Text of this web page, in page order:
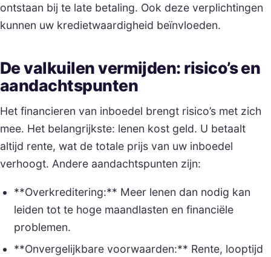
ontstaan bij te late betaling. Ook deze verplichtingen
kunnen uw kredietwaardigheid beïnvloeden.
De valkuilen vermijden: risico’s en
aandachtspunten
Het financieren van inboedel brengt risico’s met zich
mee. Het belangrijkste: lenen kost geld. U betaalt
altijd rente, wat de totale prijs van uw inboedel
verhoogt. Andere aandachtspunten zijn:
**Overkreditering:** Meer lenen dan nodig kan
leiden tot te hoge maandlasten en financiële
problemen.
**Onvergelijkbare voorwaarden:** Rente, looptijd